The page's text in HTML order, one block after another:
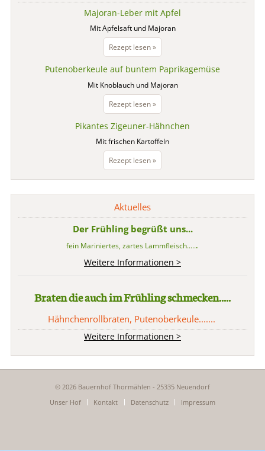
Majoran-Leber mit Apfel
Mit Apfelsaft und Majoran
Rezept lesen »Majoran-
Leber
mit
Putenoberkeule auf buntem Paprikagemüse
Mit Knoblauch und Majoran
Rezept lesen »Putenoberkeule
auf
buntem
Pikantes Zigeuner-Hähnchen
Mit frischen Kartoffeln
Rezept lesen »Pikantes
Zigeuner-
Hähnchen
Aktuelles
Der Frühling begrüßt uns...
fein Mariniertes, zartes Lammfleisch......
Weitere Informationen >
Braten die auch im Frühling schmecken.....
Hähnchenrollbraten, Putenoberkeule.......
Weitere Informationen >
© 2026 Bauernhof Thormählen - 25335 Neuendorf
Navigation
Unser Hof Kontakt Datenschutz Impressum